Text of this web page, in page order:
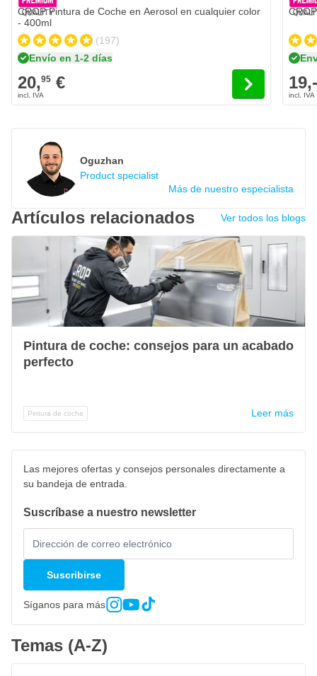
CROP Pintura de Coche en Aerosol en cualquier color
- 400ml
(197)
Envío en 1-2 días
20,95 €
Oguzhan
Product specialist
Más de nuestro especialista
Artículos relacionados Ver todos los blogs
Pintura de coche: consejos para un acabado
perfecto
Pintura de coche Leer más
Las mejores ofertas y consejos personales directamente a
su bandeja de entrada.
Suscríbase a nuestro newsletter
Suscribirse
Síganos para más
Temas (A-Z)